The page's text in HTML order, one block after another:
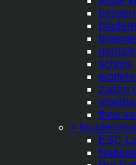
bessen
schors
zaden
thee
>
ESC